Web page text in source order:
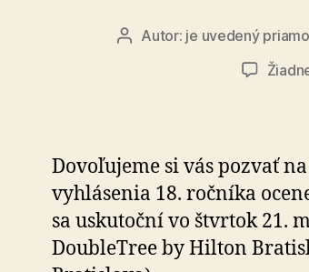
AutorAutor: je uvedený
Dovoľujeme si vás pozvať
vyhlásenia 18. ročníka
sa uskutoční vo štvrtok 21.
DoubleTree by Hilton